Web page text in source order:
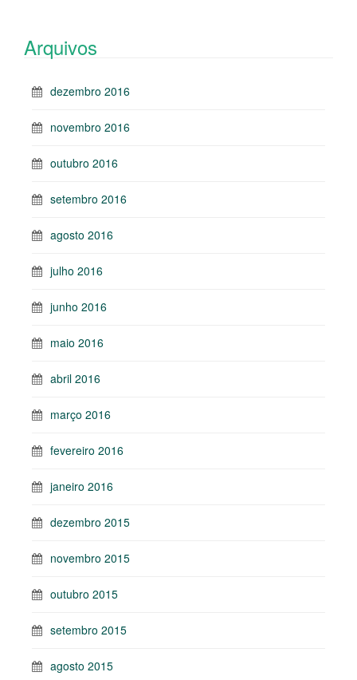
Arquivos
dezembro 2016
novembro 2016
outubro 2016
setembro 2016
agosto 2016
julho 2016
junho 2016
maio 2016
abril 2016
março 2016
fevereiro 2016
janeiro 2016
dezembro 2015
novembro 2015
outubro 2015
setembro 2015
agosto 2015